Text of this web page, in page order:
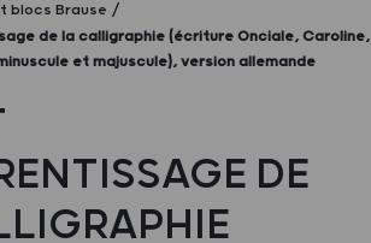
blocs Brause
de la calligraphie (écriture Onciale, Caroline,
et majuscule), version allemande
DE